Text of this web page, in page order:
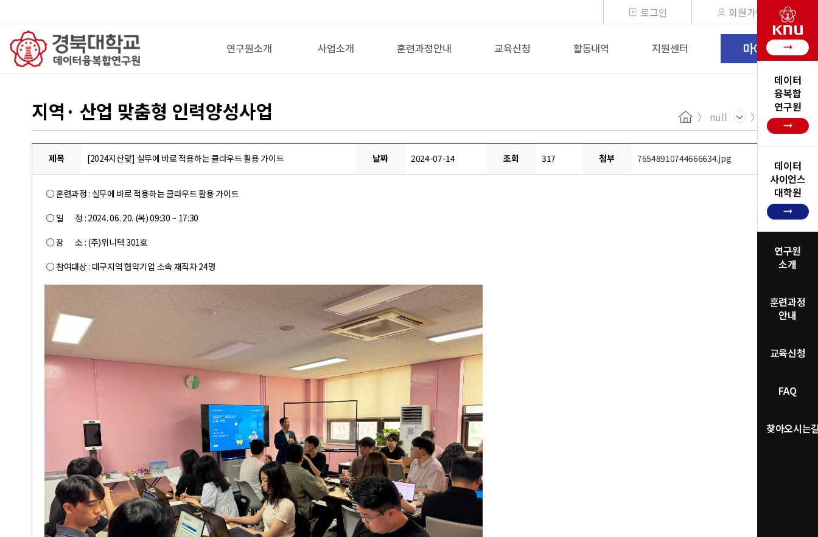
로그인 회원가입
연구원소개 사업소개 훈련과정안내 교육신청 활동내역 지원센터 마이페이지
arrow_right_alt
데이터
융복합
연구원
arrow_right_alt
데이터
사이언스
대학원
arrow_right_alt
연구원
소개
훈련과정
안내
교육신청
FAQ
찾아오시는
지역· 산업 맞춤형 인력양성사업 Home null
제목 [2024지산맞] 실무에 바로 적용하는 클라우드 활용 가이드 날짜 2024-07-14 조회 317 첨부 76548910744666634.jpg
○ 훈련과정 : 실무에 바로 적용하는 클라우드 활용 가이드
○ 일 정 : 2024. 06. 20. (목) 09:30 ~ 17:30
○ 장 소 : (주)위니텍 301호
○ 참여대상 : 대구지역 협약기업 소속 재직자 24명